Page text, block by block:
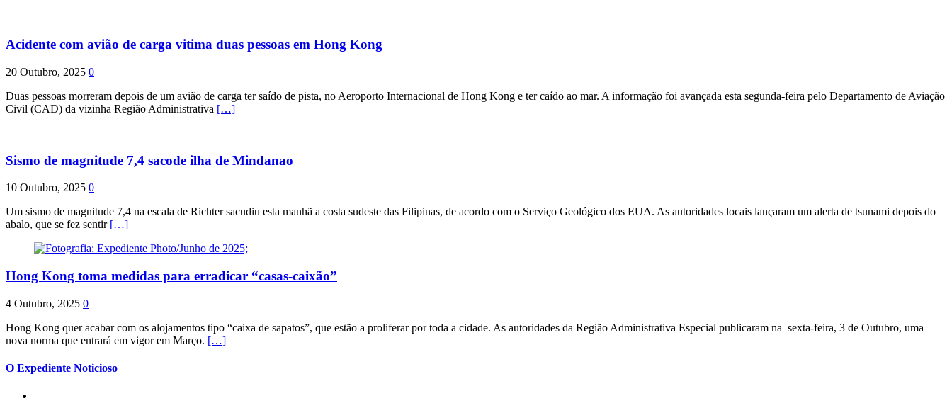
Acidente com avião de carga vitima duas pessoas em Hong Kong
20 Outubro, 2025 0
Duas pessoas morreram depois de um avião de carga ter saído de pista, no Aeroporto Internacional de Hong Kong e ter caído ao mar. A informação foi avançada esta segunda-feira pelo Departamento de Aviação
Civil (CAD) da vizinha Região Administrativa […]
Sismo de magnitude 7,4 sacode ilha de Mindanao
10 Outubro, 2025 0
Um sismo de magnitude 7,4 na escala de Richter sacudiu esta manhã a costa sudeste das Filipinas, de acordo com o Serviço Geológico dos EUA. As autoridades locais lançaram um alerta de tsunami depois do
abalo, que se fez sentir […]
Hong Kong toma medidas para erradicar “casas-caixão”
4 Outubro, 2025 0
Hong Kong quer acabar com os alojamentos tipo “caixa de sapatos”, que estão a proliferar por toda a cidade. As autoridades da Região Administrativa Especial publicaram na sexta-feira, 3 de Outubro, uma
nova norma que entrará em vigor em Março. […]
O Expediente Noticioso